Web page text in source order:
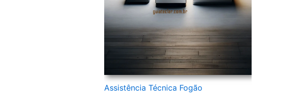
Assistência Técnica Fogão